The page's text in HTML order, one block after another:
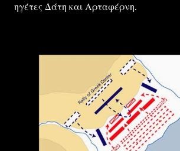
ηγέτες Δάτη και Αρταφέρνη.